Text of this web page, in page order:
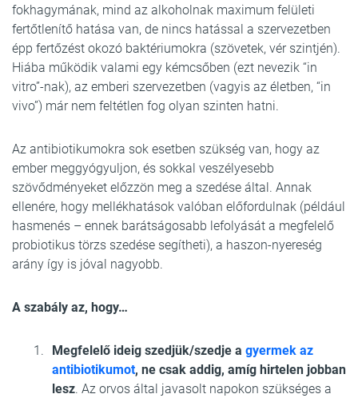
fokhagymának, mind az alkoholnak maximum felületi
fertőtlenítő hatása van, de nincs hatással a szervezetben
épp fertőzést okozó baktériumokra (szövetek, vér szintjén).
Hiába működik valami egy kémcsőben (ezt nevezik “in
vitro”-nak), az emberi szervezetben (vagyis az életben, “in
vivo”) már nem feltétlen fog olyan szinten hatni.
Az antibiotikumokra sok esetben szükség van, hogy az
ember meggyógyuljon, és sokkal veszélyesebb
szövődményeket előzzön meg a szedése által. Annak
ellenére, hogy mellékhatások valóban előfordulnak (például
hasmenés – ennek barátságosabb lefolyását a megfelelő
probiotikus törzs szedése segítheti), a haszon-nyereség
arány így is jóval nagyobb.
A szabály az, hogy…
Megfelelő ideig szedjük/szedje a gyermek az
antibiotikumot, ne csak addig, amíg hirtelen jobban
lesz. Az orvos által javasolt napokon szükséges a